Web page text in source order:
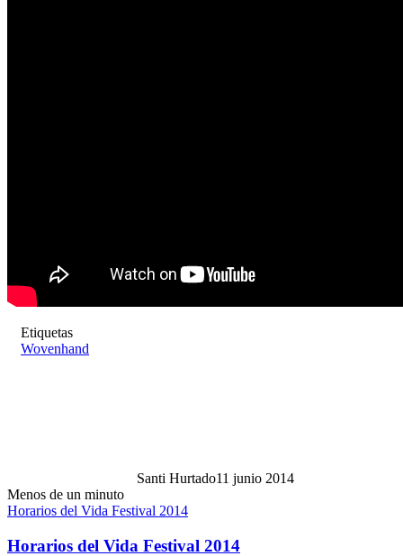
Etiquetas
Wovenhand
Santi Hurtado11 junio 2014
Menos de un minuto
Horarios del Vida Festival 2014
Horarios del Vida Festival 2014